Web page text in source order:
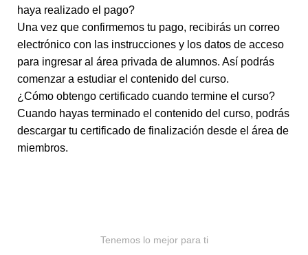
haya realizado el pago?
Una vez que confirmemos tu pago, recibirás un correo
electrónico con las instrucciones y los datos de acceso
para ingresar al área privada de alumnos. Así podrás
comenzar a estudiar el contenido del curso.
¿Cómo obtengo certificado cuando termine el curso?
Cuando hayas terminado el contenido del curso, podrás
descargar tu certificado de finalización desde el área de
miembros.
Tenemos lo mejor para ti